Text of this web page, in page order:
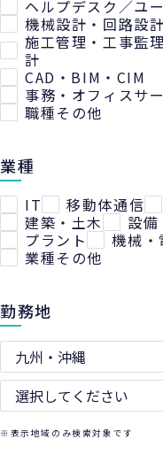
ヘルプデスク／ユ
機械設計・回路設計
施工管理・工事監
計
CAD・BIM・CIM
事務・オフィスサ
職種その他
業種
IT 移動体通信
建築・土木
設備
プラント
機械・
業種その他
勤務地
※表示地域のみ検索対象です